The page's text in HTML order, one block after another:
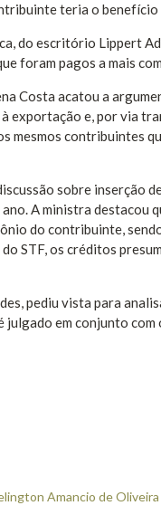
teria o
do escritório Lippert
foram pagos a mais
Costa acatou a
exportação e, por via
mesmos contribuintes
sobre inserção
A ministra destacou
do contribuinte,
STF, os créditos
pediu vista para
em conjunto
Amancio de Oliveira